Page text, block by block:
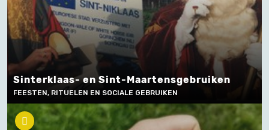
Sinterklaas- en Sint-Maartensgebruiken
FEESTEN, RITUELEN EN SOCIALE GEBRUIKEN